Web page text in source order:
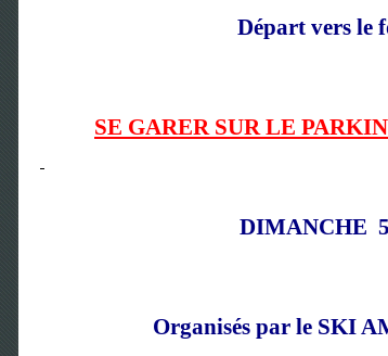
Départ vers le
SE GARER SUR LE
DIMANCHE
Organisés par le SKI